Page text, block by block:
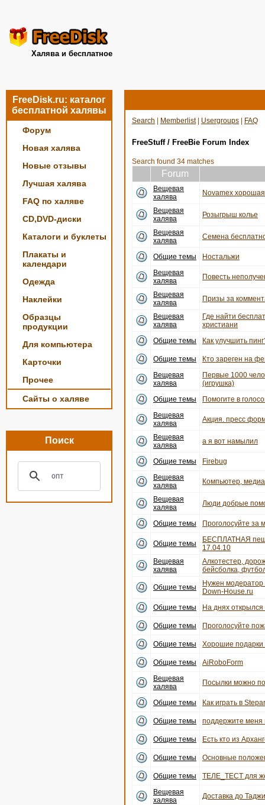
Халява и бесплатное
FreeDisk.ru: каталог
бесплатной халявы
Форум
Новая халява
Новые отзывы
Лучшая халява
FAQ по халяве
CD,DVD-диски
Каталоги и буклеты
Плакаты и
календари
Одежда
Наклейки
Образцы
продукции
Для компьютера
Карточки
Прочее
Сайты о халяве
Поиск
Search Memberlist| Usergroups FAQ
FreeStuff / FreeBie Forum Index
Search found 34 matches
Forum
Вещевая
халява
Novamex
Вещевая
халява
Розыгрыш колье
Вещевая
халява
Семена
Общие темы
Ностальжи
Вещевая
халява
Повесть
Вещевая
халява
Призы за
Вещевая
халява
Где найти
христиани
Общие темы
Как улучшить
Общие темы
Кто зареген на
Вещевая
халява
Первые 1000
(игрушка)
Общие темы
Помогите в
Вещевая
халява
Акция. пресс
Вещевая
халява
а я вот намылил
Общие темы
Firebug
Вещевая
халява
Компьютер,
Вещевая
халява
Люди добрые
Общие темы Проголосуйте за
Общие темы
БЕСПЛАТНАЯ
17.04.10
Вещевая
халява
Алкотестер,
бейсболка,
Общие темы
Нужен модератор
Down-House.ru
Общие темы
На днях
Общие темы Проголосуйте
Общие темы Хорошие
Общие темы
AiRoboForm
Вещевая
халява
Посылки можно
Общие темы Как играть в
Общие темы поддержите меня
Общие темы Есть кто из
Общие темы Основные
Общие темы
ТЕЛЕ_ТЕСТ для
Вещевая
халява
Доставка до